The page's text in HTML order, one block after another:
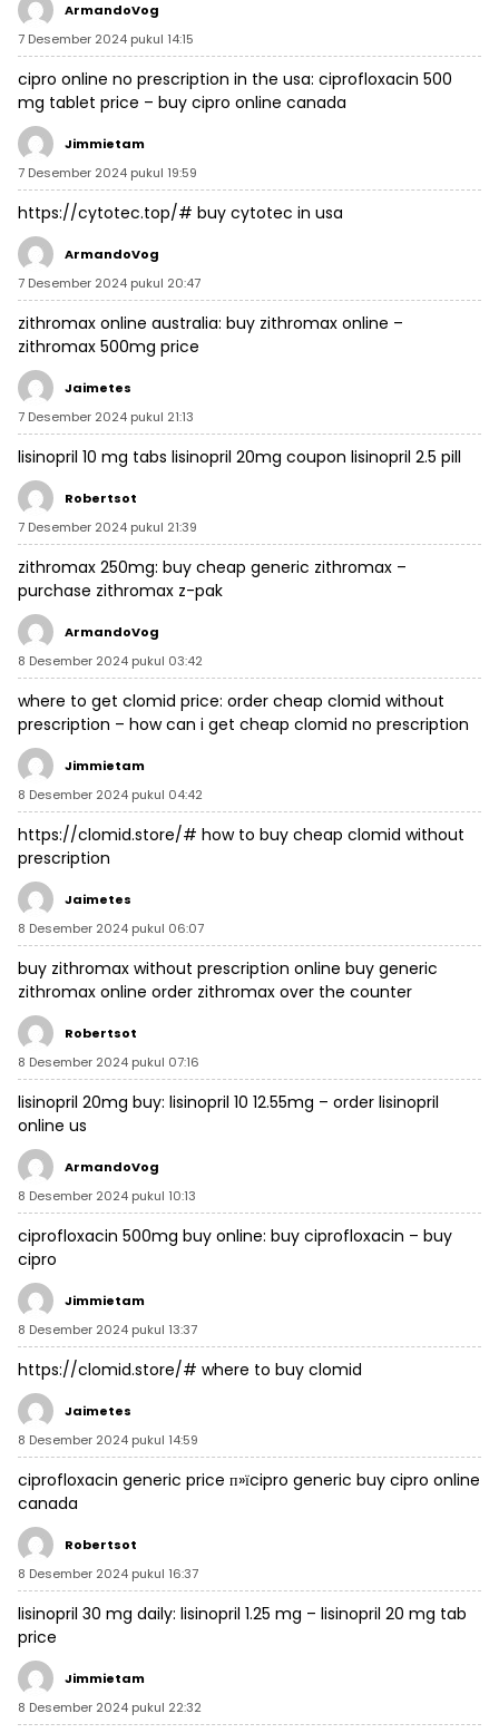
ArmandoVog
7 Desember 2024 pukul 14:15
cipro online no prescription in the usa: ciprofloxacin 500
mg tablet price – buy cipro online canada
Jimmietam
7 Desember 2024 pukul 19:59
https://cytotec.top/# buy cytotec in usa
ArmandoVog
7 Desember 2024 pukul 20:47
zithromax online australia: buy zithromax online –
zithromax 500mg price
Jaimetes
7 Desember 2024 pukul 21:13
lisinopril 10 mg tabs lisinopril 20mg coupon lisinopril 2.5 pill
Robertsot
7 Desember 2024 pukul 21:39
zithromax 250mg: buy cheap generic zithromax –
purchase zithromax z-pak
ArmandoVog
8 Desember 2024 pukul 03:42
where to get clomid price: order cheap clomid without
prescription – how can i get cheap clomid no prescription
Jimmietam
8 Desember 2024 pukul 04:42
https://clomid.store/# how to buy cheap clomid without
prescription
Jaimetes
8 Desember 2024 pukul 06:07
buy zithromax without prescription online buy generic
zithromax online order zithromax over the counter
Robertsot
8 Desember 2024 pukul 07:16
lisinopril 20mg buy: lisinopril 10 12.55mg – order lisinopril
online us
ArmandoVog
8 Desember 2024 pukul 10:13
ciprofloxacin 500mg buy online: buy ciprofloxacin – buy
cipro
Jimmietam
8 Desember 2024 pukul 13:37
https://clomid.store/# where to buy clomid
Jaimetes
8 Desember 2024 pukul 14:59
ciprofloxacin generic price п»їcipro generic buy cipro online
canada
Robertsot
8 Desember 2024 pukul 16:37
lisinopril 30 mg daily: lisinopril 1.25 mg – lisinopril 20 mg tab
price
Jimmietam
8 Desember 2024 pukul 22:32